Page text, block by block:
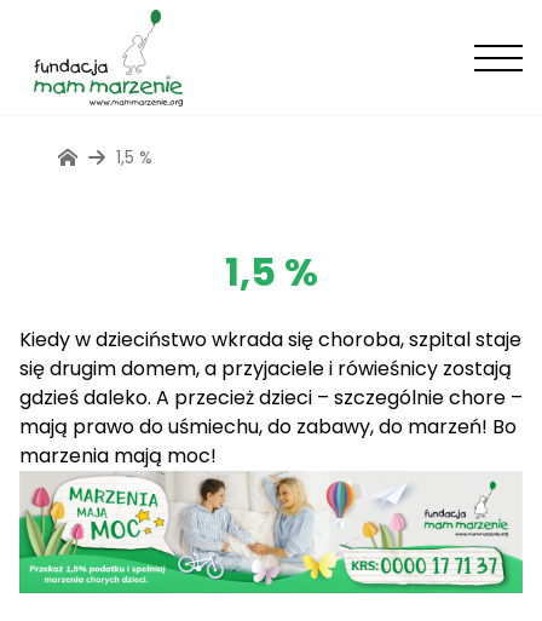
1,5 %
1,5 %
Kiedy w dzieciństwo wkrada się choroba, szpital staje
się drugim domem, a przyjaciele i rówieśnicy zostają
gdzieś daleko. A przecież dzieci – szczególnie chore –
mają prawo do uśmiechu, do zabawy, do marzeń! Bo
marzenia mają moc!